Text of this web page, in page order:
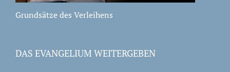
Grundsätze des Verleihens
DAS EVANGELIUM WEITERGEBEN